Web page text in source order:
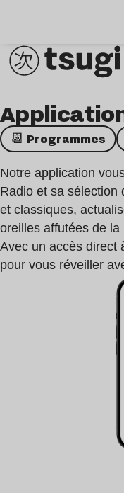
📆 Programmes
Notre application
Radio et sa sélection
et classiques,
oreilles affutées de la
Avec un accès direct
pour vous réveiller